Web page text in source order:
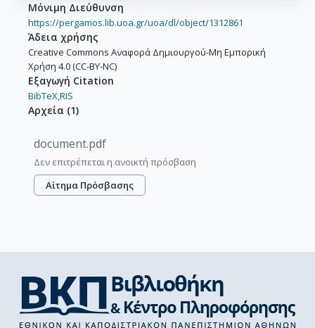
Μόνιμη Διεύθυνση
https://pergamos.lib.uoa.gr/uoa/dl/object/1312861
Άδεια χρήσης
Creative Commons Αναφορά Δημιουργού-Μη Εμπορική
Χρήση 4.0 (CC-BY-NC)
Εξαγωγή Citation
BibTeX,RIS
Αρχεία (1)
document.pdf
Δεν επιτρέπεται η ανοικτή πρόσβαση
Αίτημα Πρόσβασης